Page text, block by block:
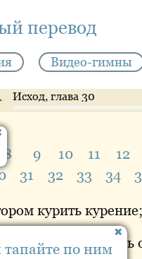
перевод
Видео-гимны
Исход, глава 30
8 9 10 11 12
31 32 33 34
курить
— локоть; пусть
по ним